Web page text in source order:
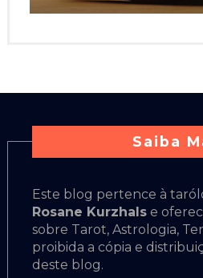
Saiba
Este blog pertence à
Rosane Kurzhalse
sobre Tarot, Astrologia,
proibida a cópia e
deste blog.